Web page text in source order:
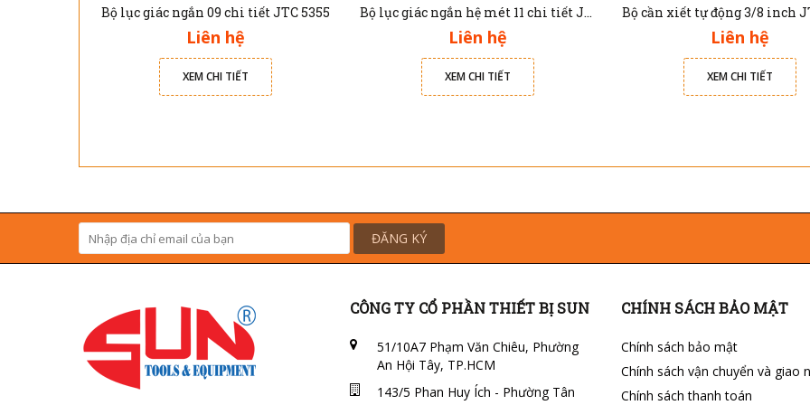
Bộ lục giác ngắn 09 chi tiết JTC 5355
Liên hệ
XEM CHI TIẾT
Bộ lục giác ngắn hệ mét 11 chi tiết JTC 5350
Liên hệ
XEM CHI TIẾT
Liên hệ
XEM CHI TIẾT
ĐĂNG KÝ
CÔNG TY CỔ PHẦN THIẾT BỊ SUN
51/10A7 Phạm Văn Chiêu, Phường
An Hội Tây, TP.HCM
143/5 Phan Huy Ích - Phường Tân
CHÍNH SÁCH BẢO MẬT
Chính sách bảo mật
Chính sách vận chuyển và giao
Chính sách thanh toán